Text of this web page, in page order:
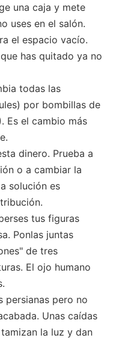
una caja y mete
uses en el salón.
el espacio vacío.
has quitado ya no
todas las
por bombillas de
Es el cambio más
dinero. Prueba a
o a cambiar la
solución es
tus figuras
Ponlas juntas
de tres
El ojo humano
persianas pero no
Unas caídas
la luz y dan